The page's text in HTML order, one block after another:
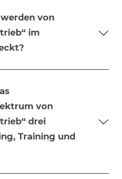
von
im
von
drei
Training und